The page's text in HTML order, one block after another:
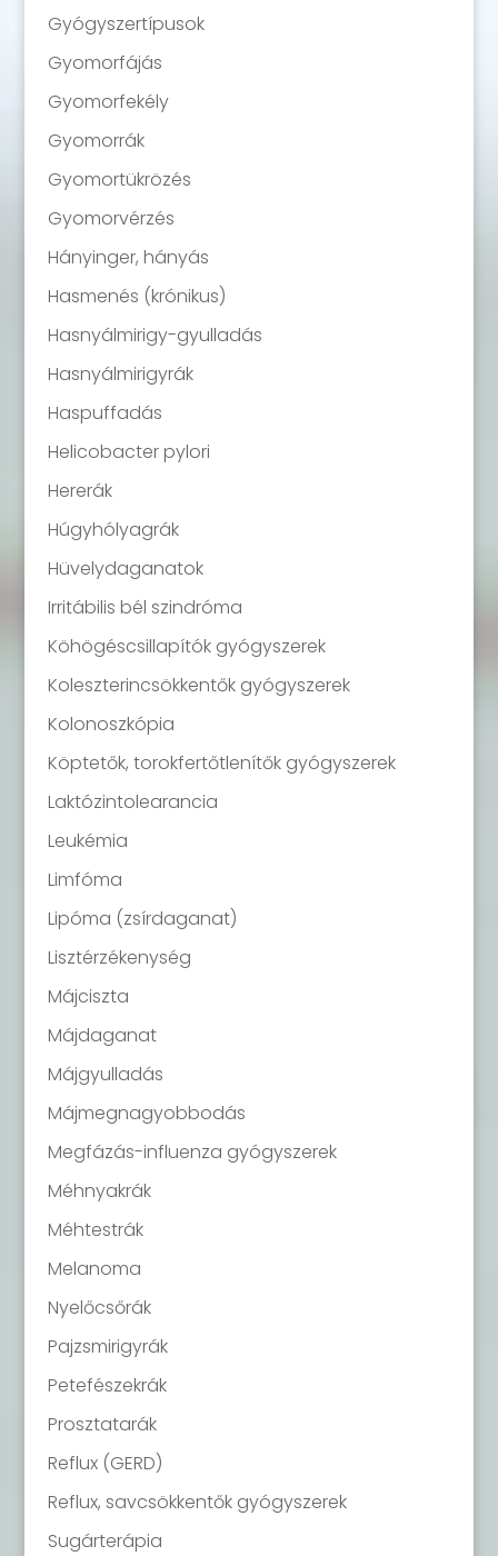
Gyógyszertípusok
Gyomorfájás
Gyomorfekély
Gyomorrák
Gyomortükrözés
Gyomorvérzés
Hányinger, hányás
Hasmenés (krónikus)
Hasnyálmirigy-gyulladás
Hasnyálmirigyrák
Haspuffadás
Helicobacter pylori
Hererák
Húgyhólyagrák
Hüvelydaganatok
Irritábilis bél szindróma
Köhögéscsillapítók gyógyszerek
Koleszterincsökkentők gyógyszerek
Kolonoszkópia
Köptetők, torokfertőtlenítők gyógyszerek
Laktózintolearancia
Leukémia
Limfóma
Lipóma (zsírdaganat)
Lisztérzékenység
Májciszta
Májdaganat
Májgyulladás
Májmegnagyobbodás
Megfázás-influenza gyógyszerek
Méhnyakrák
Méhtestrák
Melanoma
Nyelőcsőrák
Pajzsmirigyrák
Petefészekrák
Prosztatarák
Reflux (GERD)
Reflux, savcsökkentők gyógyszerek
Sugárterápia